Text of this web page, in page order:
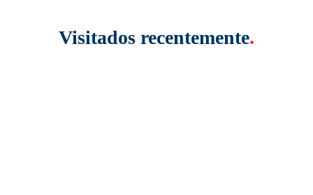
Visitados recentemente.